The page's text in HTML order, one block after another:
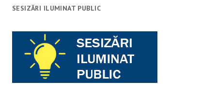
SESIZĂRI ILUMINAT PUBLIC